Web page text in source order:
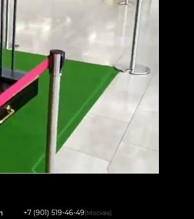
+7 (901) 519-46-49(Москва)